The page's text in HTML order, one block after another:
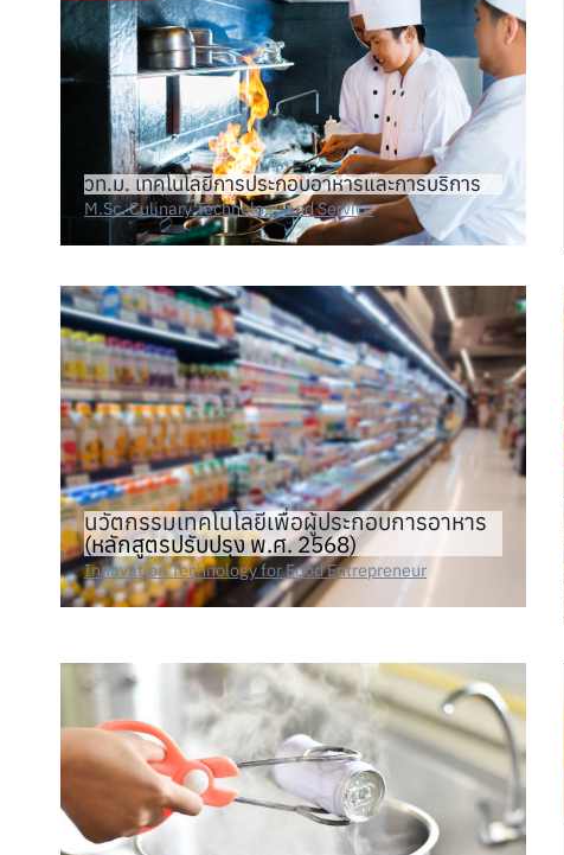
วท.ม. เทคโนโลยีการประกอบอาหารและการบริการ
M.Sc. Culinary Technology and Service
นวัตกรรมเทคโนโลยีเพื่อผู้ประกอบการอาหาร
(หลักสูตรปรับปรุง พ.ศ. 2568)
Innovation Technology for Food Entrepreneur